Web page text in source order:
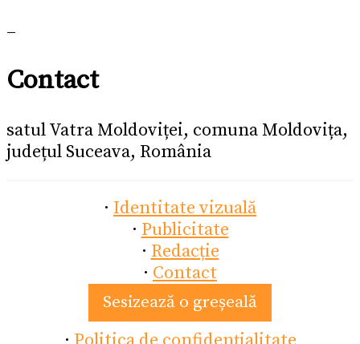
–
Contact
satul Vatra Moldoviței, comuna Moldovița,
județul Suceava, România
· Identitate vizuală
· Publicitate
· Redacție
· Contact
Sesizează o greșeală